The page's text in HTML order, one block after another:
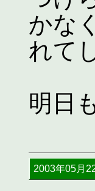
かな
れて
明日
2003年05月